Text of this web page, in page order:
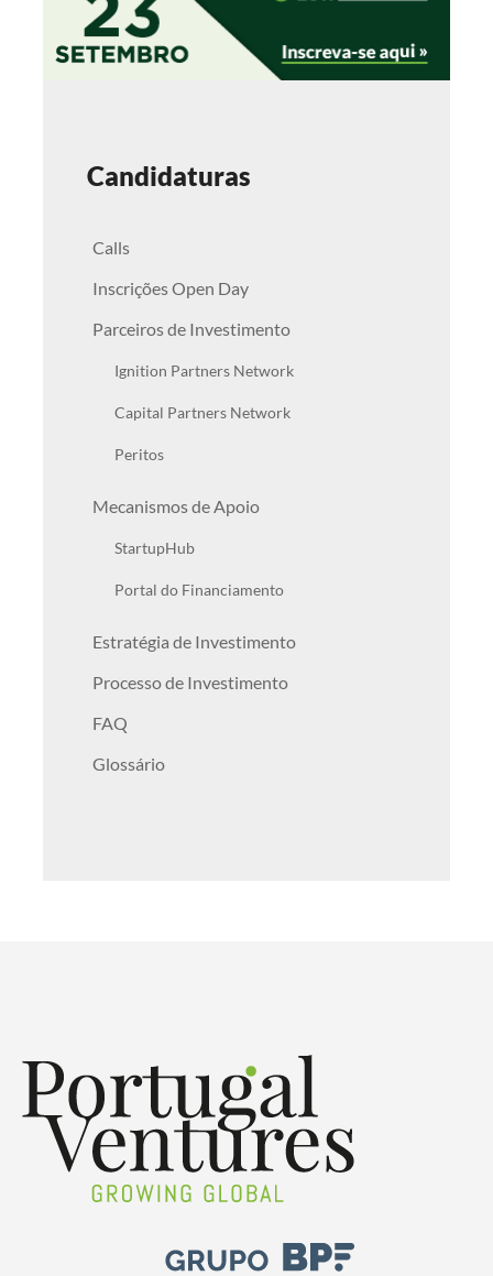
Candidaturas
Calls
Inscrições Open Day
Parceiros de Investimento
Ignition Partners Network
Capital Partners Network
Peritos
Mecanismos de Apoio
StartupHub
Portal do Financiamento
Estratégia de Investimento
Processo de Investimento
FAQ
Glossário